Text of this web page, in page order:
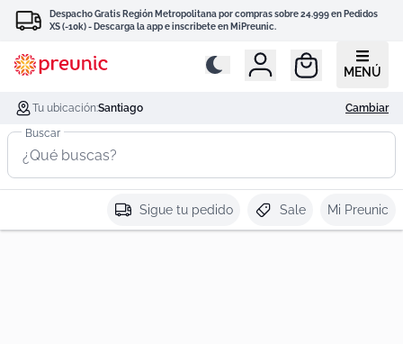
Despacho Gratis Región Metropolitana por compras sobre 24.999 en Pedidos
XS (-10k) - Descarga la app e inscribete en MiPreunic.
MENÚ
Tu ubicación:Santiago
Cambiar
Buscar
Sigue tu pedido Sale Mi Preunic